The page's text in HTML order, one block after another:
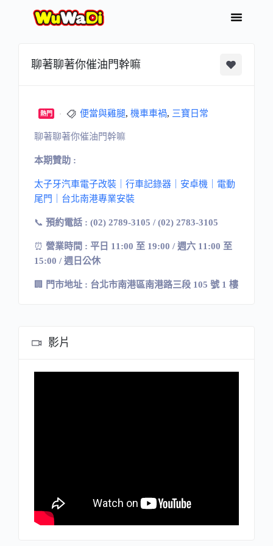
聊著聊著你催油門幹嘛
熱門 便當與雞腿, 機車車禍, 三寶日常
聊著聊著你催油門幹嘛
本期贊助 :
太子牙汽車電子改裝｜行車記錄器｜安卓機｜電動
尾門｜台北南港專業安裝
📞 預約電話 : (02) 2789-3105 / (02) 2783-3105
⏰ 營業時間 : 平日 11:00 至 19:00 / 週六 11:00 至
15:00 / 週日公休
🏢 門市地址 : 台北市南港區南港路三段 105 號 1 樓
影片